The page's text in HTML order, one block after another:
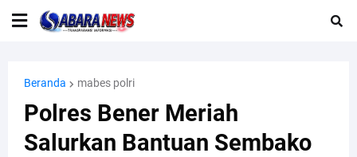
Beranda mabes polri
Polres Bener Meriah
Salurkan Bantuan Sembako